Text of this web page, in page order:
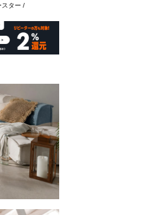
スター /